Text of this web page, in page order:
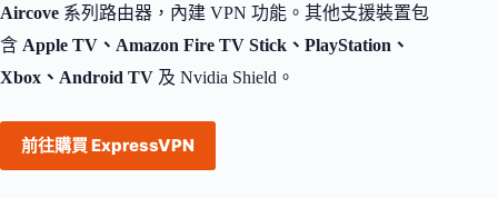
Aircove 系列路由器，內建 VPN 功能。其他支援裝置包
含 Apple TV、Amazon Fire TV Stick、PlayStation、
Xbox、Android TV 及 Nvidia Shield。
前往購買 ExpressVPN